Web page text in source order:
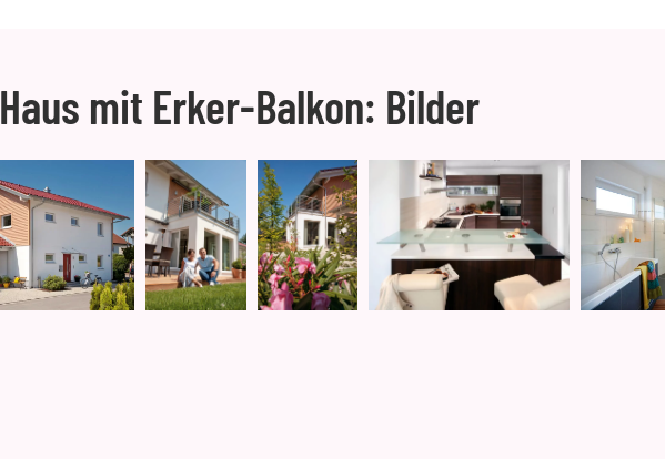
Haus mit Erker-Balkon: Bilder